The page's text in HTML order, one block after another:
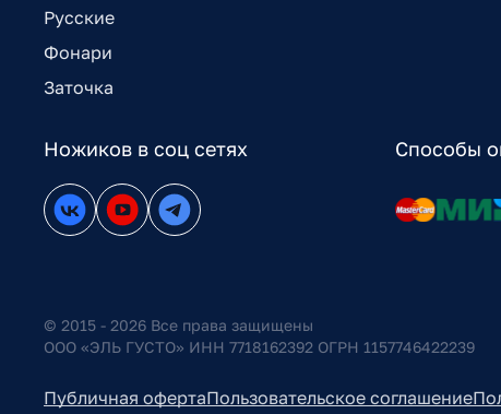
Русские
Фонари
Заточка
Ножиков в соц сетях Способы
© 2015 - 2026 Все права защищены
ООО «ЭЛЬ ГУСТО» ИНН 7718162392 ОГРН 1157746422239
Публичная офертаПользовательское соглашение